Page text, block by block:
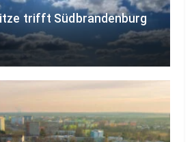
trifft Südbrandenburg